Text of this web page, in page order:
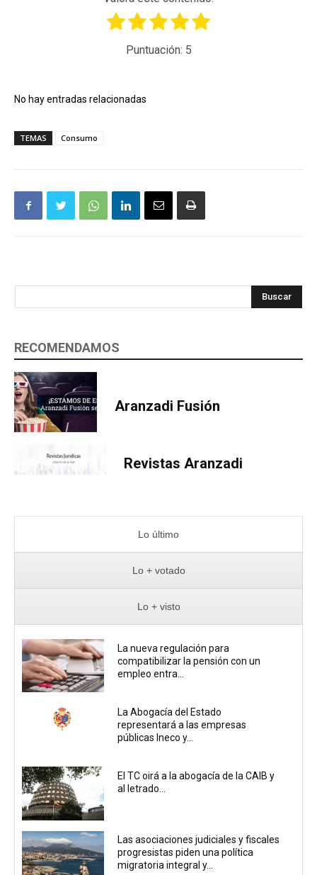
Puntuación: 5
No hay entradas relacionadas
TEMAS Consumo
Buscar
RECOMENDAMOS
Aranzadi Fusión
Revistas Aranzadi
Lo último
Lo + votado
Lo + visto
La nueva regulación para
compatibilizar la pensión con un
empleo entra...
La Abogacía del Estado
representará a las empresas
públicas Ineco y...
El TC oirá a la abogacía de la CAIB y
al letrado...
Las asociaciones judiciales y fiscales
progresistas piden una política
migratoria integral y...